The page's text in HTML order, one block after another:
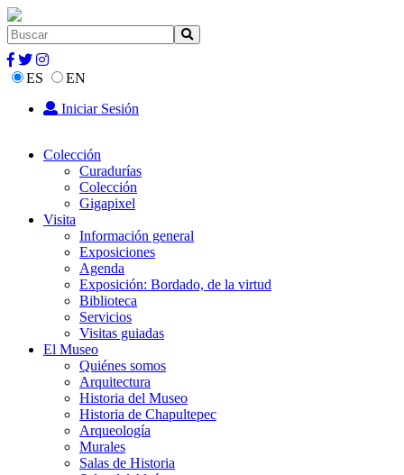
ES
EN
Iniciar Sesión
Colección
Curadurías
Colección
Gigapixel
Visita
Información general
Exposiciones
Agenda
Exposición: Bordado, de la virtud
Biblioteca
Servicios
Visitas guiadas
El Museo
Quiénes somos
Arquitectura
Historia del Museo
Historia de Chapultepec
Arqueología
Murales
Salas de Historia